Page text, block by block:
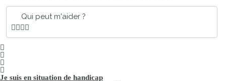
Qui peut m'aider ?
Je suis en situation de handicap